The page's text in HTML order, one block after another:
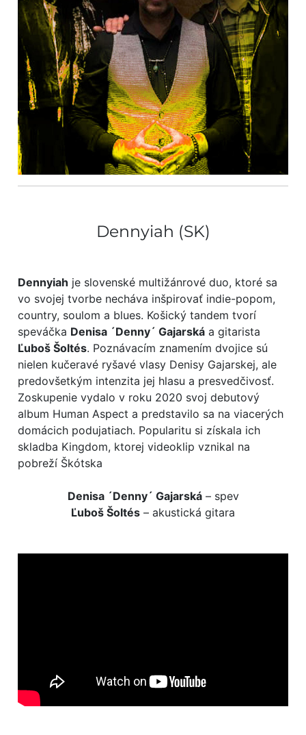
Dennyiah (SK)
Dennyiah je slovenské multižánrové duo, ktoré sa
vo svojej tvorbe necháva inšpirovať indie-popom,
country, soulom a blues. Košický tandem tvorí
speváčka Denisa ´Denny´ Gajarská a gitarista
Ľuboš Šoltés. Poznávacím znamením dvojice sú
nielen kučeravé ryšavé vlasy Denisy Gajarskej, ale
predovšetkým intenzita jej hlasu a presvedčivosť.
Zoskupenie vydalo v roku 2020 svoj debutový
album Human Aspect a predstavilo sa na viacerých
domácich podujatiach. Popularitu si získala ich
skladba Kingdom, ktorej videoklip vznikal na
pobreží Škótska
Denisa ´Denny´ Gajarská– spev
Ľuboš Šoltés – akustická gitara